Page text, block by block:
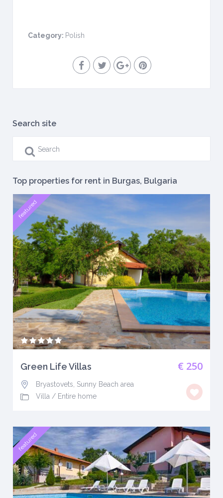
Category: Polish
Search site
Top properties for rent in Burgas, Bulgaria
featured
€ 250
Green Life Villas
Bryastovets, Sunny Beach area
Villa / Entire home
featured